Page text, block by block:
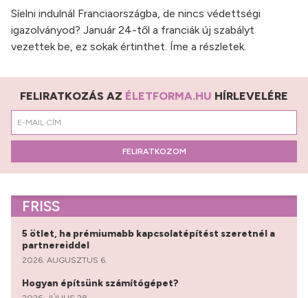
Síelni indulnál Franciaországba, de nincs védettségi
igazolványod? Január 24-től a franciák új szabályt
vezettek be, ez sokak értinthet. Íme a részletek.
FELIRATKOZÁS AZ ÉLETFORMA.HU HÍRLEVELÉRE
FELIRATKOZOM
FRISS
5 ötlet, ha prémiumabb kapcsolatépítést szeretnél a
partnereiddel
2026. AUGUSZTUS 6.
Hogyan építsünk számítógépet?